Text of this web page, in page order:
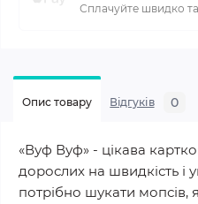
Сплачуйте швидко
Опис товару Відгуків 0
«Вуф Вуф» - цікава
дорослих на швидкість і
потрібно шукати мопсів,